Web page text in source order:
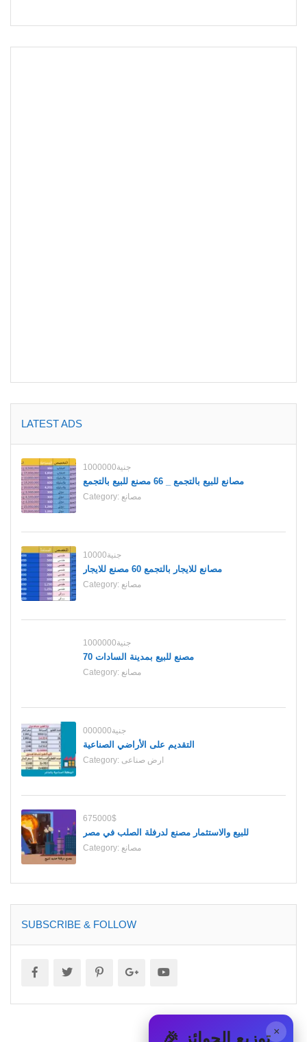
LATEST ADS
1000000جنية
مصانع للبيع بالتجمع _ 66 مصنع للبيع بالتجمع
Category: مصانع
10000جنية
مصانع للايجار بالتجمع 60 مصنع للايجار
Category: مصانع
1000000جنية
70 مصنع للبيع بمدينة السادات
Category: مصانع
000000جنية
التقديم على الأراضي الصناعية
Category: ارض صناعى
675000$
للبيع والاستثمار مصنع لدرفلة الصلب في مصر
Category: مصانع
SUBSCRIBE & FOLLOW
× 🎉 توزيع الجوائز